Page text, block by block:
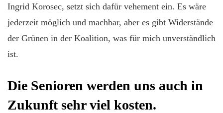
Ingrid Korosec, setzt sich dafür vehement ein. Es wäre
jederzeit möglich und machbar, aber es gibt Widerstände
der Grünen in der Koalition, was für mich unverständlich
ist.
Die Senioren werden uns auch in
Zukunft sehr viel kosten.